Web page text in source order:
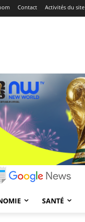
Contact Activités du site
SANTÉ